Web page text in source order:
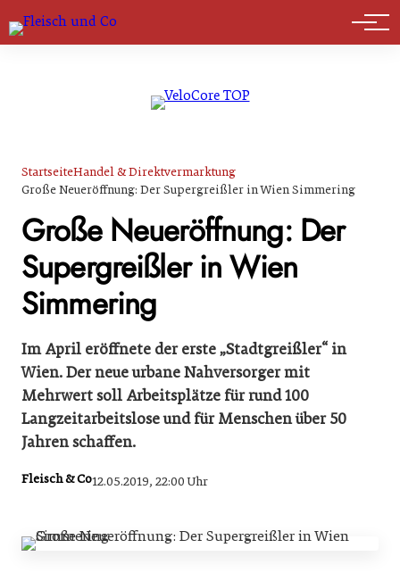
Marktführer
StartseiteHandel & Direktvermarktung
Große Neueröffnung: Der Supergreißler in Wien Simmering
Große Neueröffnung: Der
Supergreißler in Wien
Simmering
Im April eröffnete der erste „Stadtgreißler“ in
Wien. Der neue urbane Nahversorger mit
Mehrwert soll Arbeitsplätze für rund 100
Langzeitarbeitslose und für Menschen über 50
Jahren schaffen.
Fleisch & Co12.05.2019, 22:00 Uhr